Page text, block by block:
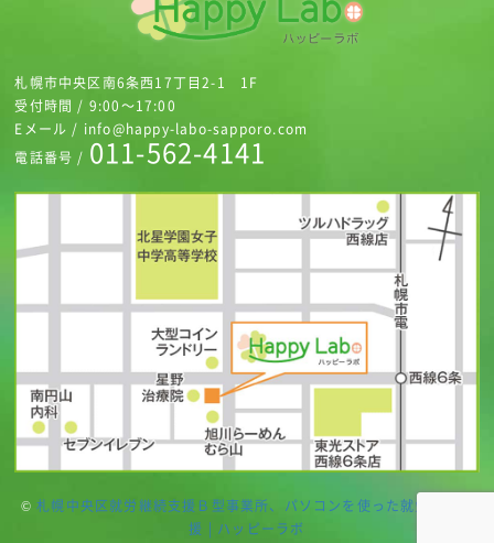
札幌市中央区南6条西17丁目2-1 1F
受付時間 / 9:00～17:00
Eメール / info@happy-labo-sapporo.com
電話番号 / 011-562-4141
©札幌中央区就労継続支援Ｂ型事業所、パソコンを使った就労継続支
援 | ハッピーラボ